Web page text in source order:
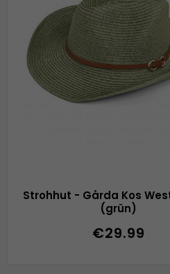
Strohhut - Gårda Kos
(grün)
€29.99